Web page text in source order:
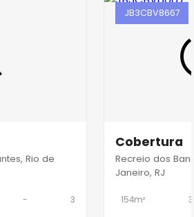
Rio de
- 3
JB3CBV8667
Cobertura
Recreio dos
Janeiro, RJ
154m² 3